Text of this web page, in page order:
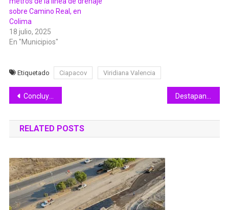
sobre Camino Real, en
Colima
18 julio, 2025
En "Municipios"
Etiquetado Ciapacov Viridiana Valencia
Navegación
de
entradas
Concluyen con saldo blanco vacaciones en Villa de Álvarez Destapan a Norma Ávalos para dirigir al SNTE 6
RELATED POSTS